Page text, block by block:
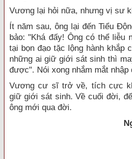
Vương lại hỏi nữa, nhưng vị sư
Ít năm sau, ông lại đến Tiểu
bảo: "Khá đấy! Ông có thể liễu
tại bọn đạo tặc lộng hành khắp
những ai giữ giới sát sinh thì
được". Nói xong nhắm mắt nhập
Vương cư sĩ trở về, tích cực
giữ giới sát sinh. Về cuối đời,
ông mới qua đời.